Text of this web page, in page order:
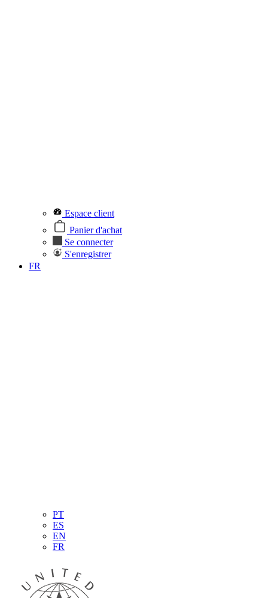
Espace client
Panier d'achat
Se connecter
S'enregistrer
FR
PT
ES
EN
FR